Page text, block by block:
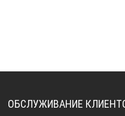
ОБСЛУЖИВАНИЕ